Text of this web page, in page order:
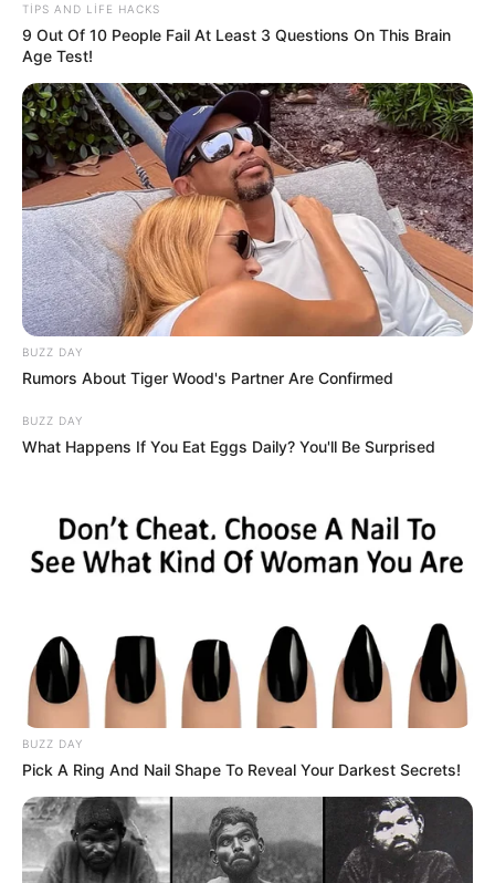
23:09 / 05 Avqust 2026 CƏMİYYƏT
Mal ətinin qiymətində dəyişiklik oldu -
VİDEO
70 0 0
22:24 / 05 Avqust 2026 CƏMİYYƏT
82 0
TIPS AND LIFE HACKS
9 Out Of 10 People Fail At Least 3 Questions On This Brain
Age Test!
BUZZ DAY
Rumors About Tiger Wood's Partner Are Confirmed
BUZZ DAY
What Happens If You Eat Eggs Daily? You'll Be Surprised
BUZZ DAY
Pick A Ring And Nail Shape To Reveal Your Darkest Secrets!